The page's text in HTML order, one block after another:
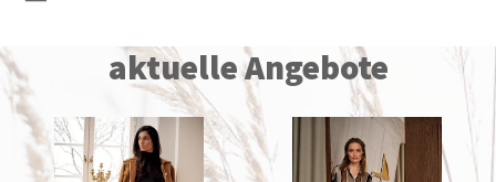
aktuelle Angebote